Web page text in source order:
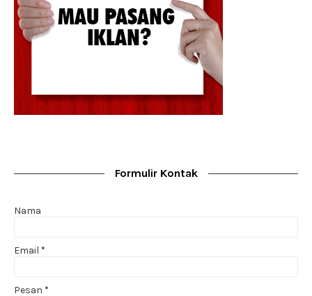
Formulir Kontak
Nama
Email *
Pesan *